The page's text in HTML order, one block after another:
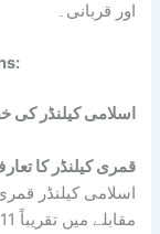
اور قربانی۔
اسلامی کیلنڈر
قمری کیلنڈر کا
اسلامی کیلنڈر